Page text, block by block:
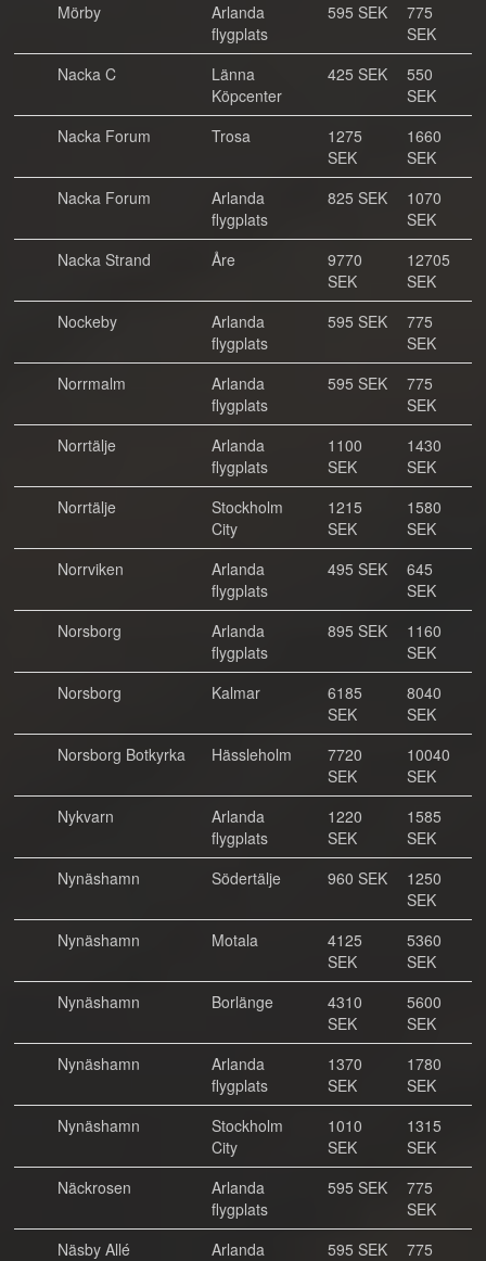
Mörby
Arlanda
flygplats
595 SEK
775
SEK
Nacka C
Länna
Köpcenter
425 SEK
550
SEK
Nacka Forum
Trosa
1275
SEK
1660
SEK
Nacka Forum
Arlanda
flygplats
825 SEK
1070
SEK
Nacka Strand
Åre
9770
SEK
12705
SEK
Nockeby
Arlanda
flygplats
595 SEK
775
SEK
Norrmalm
Arlanda
flygplats
595 SEK
775
SEK
Norrtälje
Arlanda
flygplats
1100
SEK
1430
SEK
Norrtälje
Stockholm
City
1215
SEK
1580
SEK
Norrviken
Arlanda
flygplats
495 SEK
645
SEK
Norsborg
Arlanda
flygplats
895 SEK
1160
SEK
Norsborg
Kalmar
6185
SEK
8040
SEK
Norsborg Botkyrka
Hässleholm
7720
SEK
10040
SEK
Nykvarn
Arlanda
flygplats
1220
SEK
1585
SEK
Nynäshamn
Södertälje 960 SEK
1250
SEK
Nynäshamn
Motala
4125
SEK
5360
SEK
Nynäshamn
Borlänge
4310
SEK
5600
SEK
Nynäshamn
Arlanda
flygplats
1370
SEK
1780
SEK
Nynäshamn
Stockholm
City
1010
SEK
1315
SEK
Näckrosen
Arlanda
flygplats
595 SEK
775
SEK
Näsby Allé
Arlanda
595 SEK
775